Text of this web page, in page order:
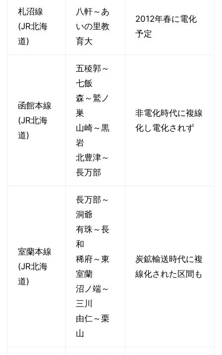
札沼線
(JR北海
道)
八軒～あ
いの里教
育大
2012年春に電化
予定
函館本線
(JR北海
道)
五稜郭～
七飯
森～鷲ノ
巣
山崎～黒
岩
北豊津～
長万部
非電化時代に複線
化し電化されず
室蘭本線
(JR北海
道)
長万部～
洞爺
有珠～長
和
稀府～東
室蘭
沼ノ端～
三川
由仁～栗
山
炭鉱輸送時代に複
線化された区間も